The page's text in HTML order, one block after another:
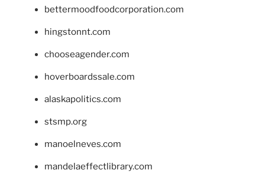
bettermoodfoodcorporation.com
hingstonnt.com
chooseagender.com
hoverboardssale.com
alaskapolitics.com
stsmp.org
manoelneves.com
mandelaeffectlibrary.com